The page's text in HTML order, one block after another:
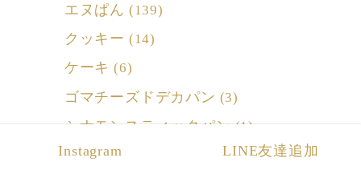
エヌぱん (139)
クッキー (14)
ケーキ (6)
ゴマチーズドデカパン (3)
シナモンスティックパン (1)
シフォンケーキ
Instagram LINE友達追加